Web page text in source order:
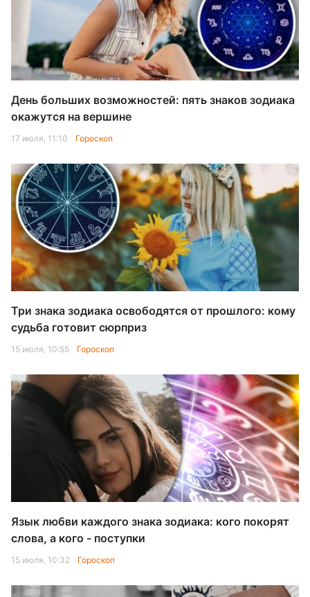
День больших возможностей: пять знаков зодиака
окажутся на вершине
17 июля, 11:10 Гороскоп
Три знака зодиака освободятся от прошлого: кому
судьба готовит сюрприз
15 июля, 10:55 Гороскоп
Язык любви каждого знака зодиака: кого покорят
слова, а кого - поступки
15 июля, 10:32 Гороскоп